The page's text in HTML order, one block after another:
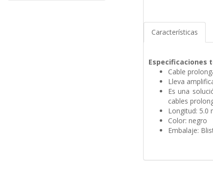
Características
Especificaciones
Cable
Lleva
Es una
cables
Longitud: 5.0
Color: negro
Embalaje: